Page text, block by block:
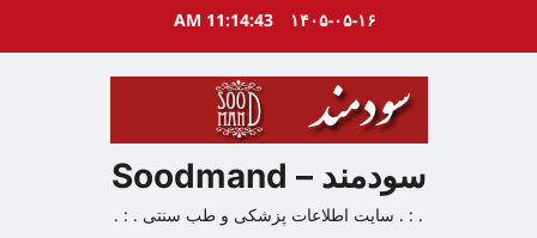
۱۴۰۵-۰۵-۱۶ 11:14:44 AM
سودمند – Soodmand
. : . سایت اطلاعات پزشکی و طب سنتی . : .